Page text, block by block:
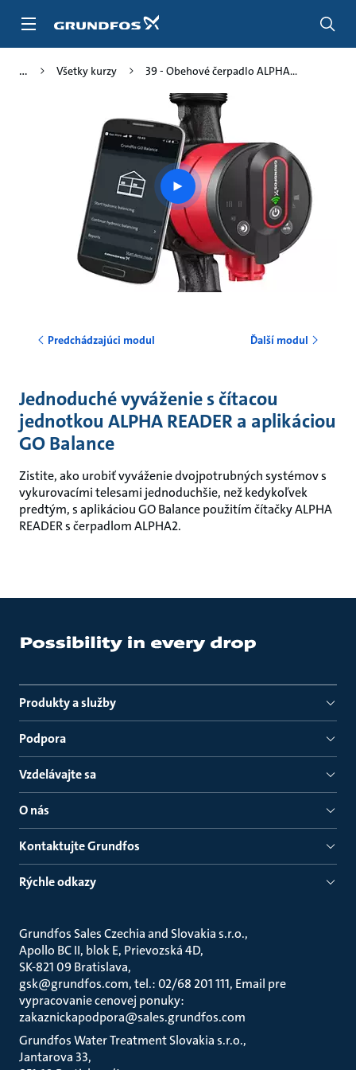
Všetky kurzy 39 - Obehové čerpadlo ALPHA...
Play
video
Predchádzajúci modul Ďalší modul
Jednoduché vyváženie s čítacou
jednotkou ALPHA READER a aplikáciou
GO Balance
Zistite, ako urobiť vyváženie dvojpotrubných systémov s
vykurovacími telesami jednoduchšie, než kedykoľvek
predtým, s aplikáciou GO Balance použitím čítačky ALPHA
READER s čerpadlom ALPHA2.
Produkty a služby
Podpora
Vzdelávajte sa
O nás
Kontaktujte Grundfos
Rýchle odkazy
Grundfos Sales Czechia and Slovakia s.r.o.
Apollo BC II, blok E, Prievozská 4D
SK-821 09 Bratislava
gsk@grundfos.com, tel.: 02/68 201 111, Email pre
vypracovanie cenovej ponuky:
zakaznickapodpora@sales.grundfos.com
Grundfos Water Treatment Slovakia s.r.o.
Jantarova 33